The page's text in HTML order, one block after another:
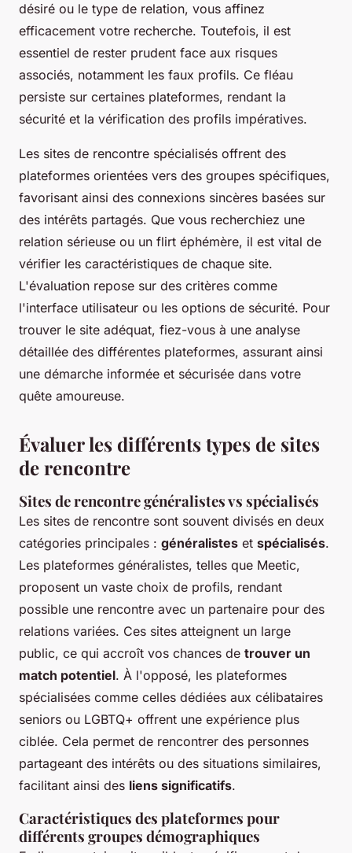
désiré ou le type de relation, vous affinez
efficacement votre recherche. Toutefois, il est
essentiel de rester prudent face aux risques
associés, notamment les faux profils. Ce fléau
persiste sur certaines plateformes, rendant la
sécurité et la vérification des profils impératives.
Les sites de rencontre spécialisés offrent des
plateformes orientées vers des groupes spécifiques,
favorisant ainsi des connexions sincères basées sur
des intérêts partagés. Que vous recherchiez une
relation sérieuse ou un flirt éphémère, il est vital de
vérifier les caractéristiques de chaque site.
L'évaluation repose sur des critères comme
l'interface utilisateur ou les options de sécurité. Pour
trouver le site adéquat, fiez-vous à une analyse
détaillée des différentes plateformes, assurant ainsi
une démarche informée et sécurisée dans votre
quête amoureuse.
Évaluer les différents types de sites
de rencontre
Sites de rencontre généralistes vs spécialisés
Les sites de rencontre sont souvent divisés en deux
catégories principales : généralistes et spécialisés.
Les plateformes généralistes, telles que Meetic,
proposent un vaste choix de profils, rendant
possible une rencontre avec un partenaire pour des
relations variées. Ces sites atteignent un large
public, ce qui accroît vos chances de trouver un
match potentiel. À l'opposé, les plateformes
spécialisées comme celles dédiées aux célibataires
seniors ou LGBTQ+ offrent une expérience plus
ciblée. Cela permet de rencontrer des personnes
partageant des intérêts ou des situations similaires,
facilitant ainsi des liens significatifs.
Caractéristiques des plateformes pour
différents groupes démographiques